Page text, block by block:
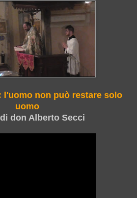
l'uomo non può restare solo
uomo
don Alberto Secci